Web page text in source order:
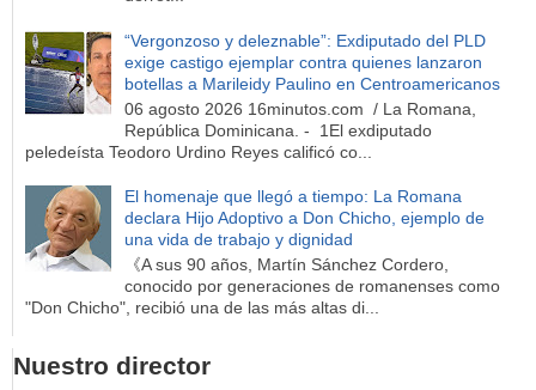
“Vergonzoso y deleznable”: Exdiputado del PLD
exige castigo ejemplar contra quienes lanzaron
botellas a Marileidy Paulino en Centroamericanos
06 agosto 2026 16minutos.com / La Romana,
República Dominicana. - 1El exdiputado
peledeísta Teodoro Urdino Reyes calificó co...
El homenaje que llegó a tiempo: La Romana
declara Hijo Adoptivo a Don Chicho, ejemplo de
una vida de trabajo y dignidad
《A sus 90 años, Martín Sánchez Cordero,
conocido por generaciones de romanenses como
"Don Chicho", recibió una de las más altas di...
Nuestro director